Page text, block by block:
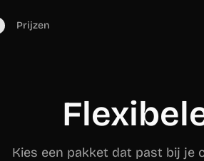
Prijzen
Kies een pakket dat past bij je